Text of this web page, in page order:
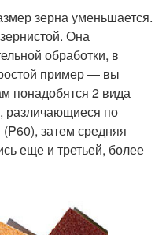
зерна уменьшается.
Она
обработки, в
пример — вы
понадобятся 2 вида
различающиеся по
затем средняя
еще и третьей, более